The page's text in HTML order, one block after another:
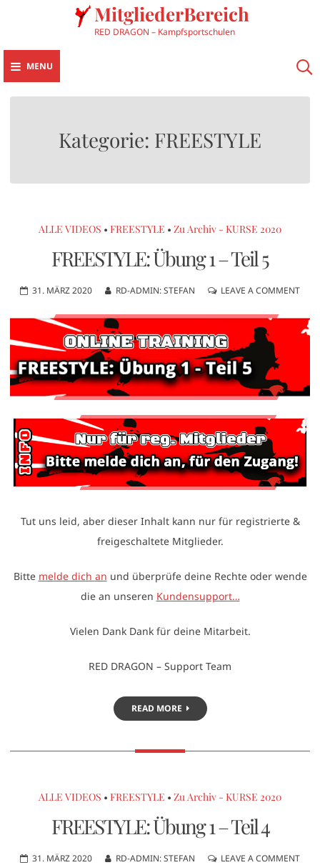
MitgliederBereich
RED DRAGON – Kampfsportschulen
MENU
Kategorie: FREESTYLE
ALLE VIDEOS • FREESTYLE • Zu Archiv - KURSE 2020
FREESTYLE: Übung 1 – Teil 5
31. MÄRZ 2020 RD-ADMIN: STEFAN LEAVE A COMMENT
Tut uns leid, aber dieser Inhalt kann nur für registrierte &
freigeschaltete Mitglieder.
Bitte melde dich an und überprüfe deine Rechte oder wende
die an unseren Kundensupport…
Vielen Dank Dank für deine Mitarbeit.
RED DRAGON – Support Team
READ MORE
ALLE VIDEOS • FREESTYLE • Zu Archiv - KURSE 2020
FREESTYLE: Übung 1 – Teil 4
31. MÄRZ 2020 RD-ADMIN: STEFAN LEAVE A COMMENT